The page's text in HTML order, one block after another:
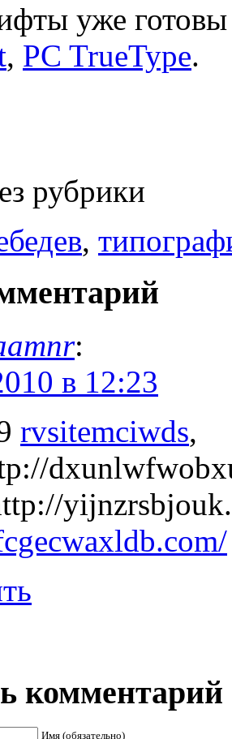
уже
, PC TrueType.
рубрики
,
:
в 12:23
rvsitemciwds,
комментарий
Имя (обязательно)